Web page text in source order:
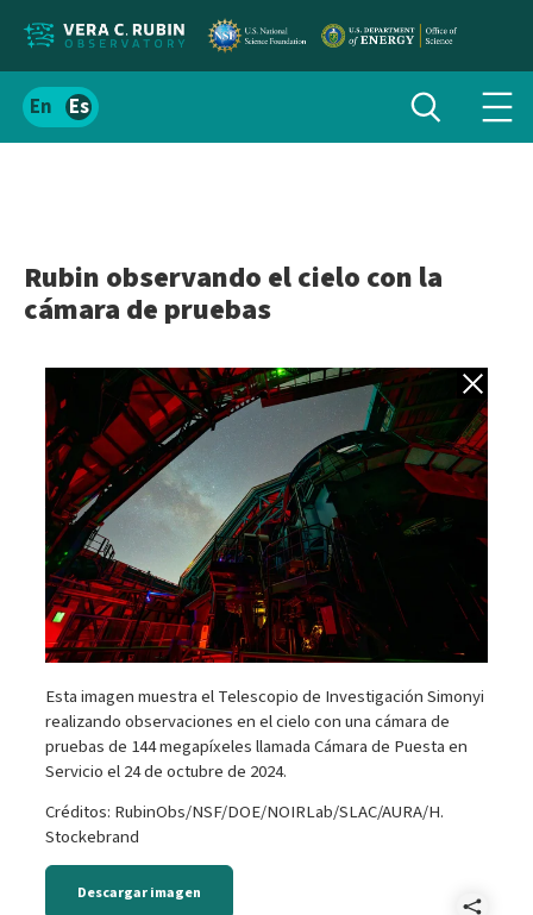
Localizar
el
Español
Alternar
búsqueda
Rubin observando el cielo con la
cámara de pruebas
Volver a
Esta imagen muestra el Telescopio de Investigación Simonyi
realizando observaciones en el cielo con una cámara de
pruebas de 144 megapíxeles llamada Cámara de Puesta en
Servicio el 24 de octubre de 2024.
Créditos: RubinObs/NSF/DOE/NOIRLab/SLAC/AURA/H.
Stockebrand
Descargar imagen